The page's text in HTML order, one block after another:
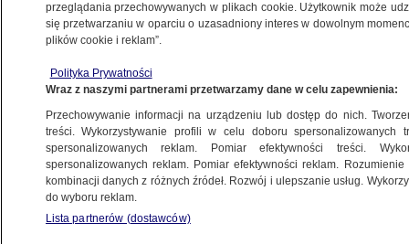
PILNE Ukraina wydała zgodę na kolejne ekshumacje
ŚWIAT
W jaki sposób Rosja była w stanie
przeprowadzić największy atak powietrzny
na Ukrainę? Cztery możliwe
wytłumaczenia
20.11.2022, 19:05
przeglądania przechowywanych w plikach cookie. Użytkownik może
się przetwarzaniu w oparciu o uzasadniony interes w dowolnym
plików cookie i reklam”.
Polityka Prywatności
Wraz z naszymi partnerami przetwarzamy dane w celu zapewnienia:
Przechowywanie informacji na urządzeniu lub dostęp do nich.
treści. Wykorzystywanie profili w celu doboru spersonalizowanych
spersonalizowanych reklam. Pomiar efektywności treści.
spersonalizowanych reklam. Pomiar efektywności reklam.
kombinacji danych z różnych źródeł. Rozwój i ulepszanie usług.
do wyboru reklam.
Lista partnerów (dostawców)